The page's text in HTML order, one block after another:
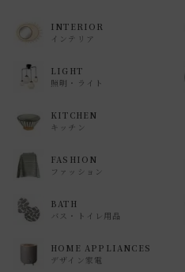
INTERIOR
インテリア
LIGHT
照明・ライト
KITCHEN
キッチン
FASHION
ファッション
BATH
バス・トイレ用品
HOME APPLIANCES
デザイン家電